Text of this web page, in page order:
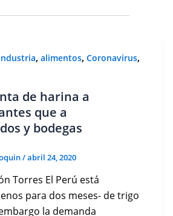
, alimentos, Coronavirus,
de harina a
que a
y bodegas
/abril 24, 2020
Torres El Perú está
para dos meses- de trigo
la demanda